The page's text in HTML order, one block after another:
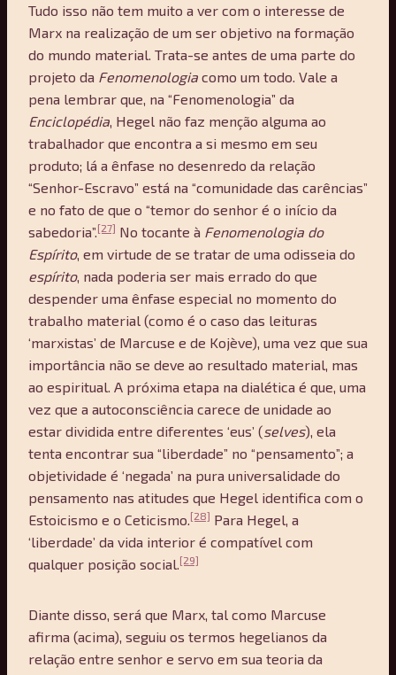
Tudo isso não tem muito a ver com o interesse de
Marx na realização de um ser objetivo na formação
do mundo material. Trata-se antes de uma parte do
projeto da Fenomenologia como um todo. Vale a
pena lembrar que, na “Fenomenologia” da
Enciclopédia, Hegel não faz menção alguma ao
trabalhador que encontra a si mesmo em seu
produto; lá a ênfase no desenredo da relação
“Senhor-Escravo” está na “comunidade das carências”
e no fato de que o “temor do senhor é o início da
sabedoria”.[27] No tocante à Fenomenologia do
Espírito, em virtude de se tratar de uma odisseia do
espírito, nada poderia ser mais errado do que
despender uma ênfase especial no momento do
trabalho material (como é o caso das leituras
‘marxistas’ de Marcuse e de Kojève), uma vez que sua
importância não se deve ao resultado material, mas
ao espiritual. A próxima etapa na dialética é que, uma
vez que a autoconsciência carece de unidade ao
estar dividida entre diferentes ‘eus’ (selves), ela
tenta encontrar sua “liberdade” no “pensamento”; a
objetividade é ‘negada’ na pura universalidade do
pensamento nas atitudes que Hegel identifica com o
Estoicismo e o Ceticismo.[28] Para Hegel, a
‘liberdade’ da vida interior é compatível com
qualquer posição social.[29]
Diante disso, será que Marx, tal como Marcuse
afirma (acima), seguiu os termos hegelianos da
relação entre senhor e servo em sua teoria da